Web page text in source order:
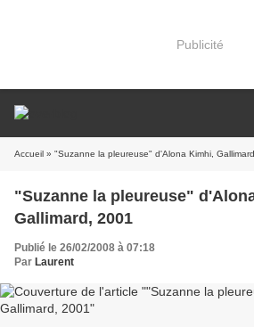
Publicité
Accueil » "Suzanne la pleureuse" d'Alona Kimhi,
"Suzanne la pleureuse"
Gallimard, 2001
Publié le 26/02/2008 à 07:18
Par Laurent